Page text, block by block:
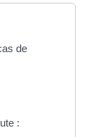
de
: